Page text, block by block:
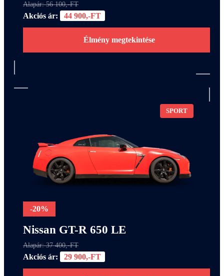
Alapár: 56 100,-FT
Akciós ár: 44 900,-FT
Élmény megtekintése
SPORT
-20%
Nissan GT-R 650 LE
Alapár: 37 400,-FT
Akciós ár: 29 900,-FT